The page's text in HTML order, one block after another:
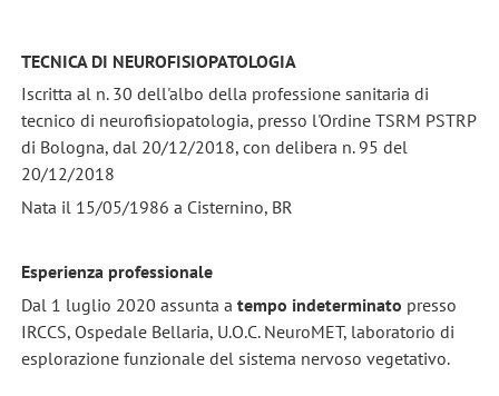
TECNICA DI NEUROFISIOPATOLOGIA
Iscritta al n. 30 dell'albo della professione sanitaria di
tecnico di neurofisiopatologia, presso l'Ordine TSRM PSTRP
di Bologna, dal 20/12/2018, con delibera n. 95 del
20/12/2018
Nata il 15/05/1986 a Cisternino, BR
Esperienza professionale
Dal 1 luglio 2020 assunta a tempo indeterminato presso
IRCCS, Ospedale Bellaria, U.O.C. NeuroMET, laboratorio di
esplorazione funzionale del sistema nervoso vegetativo.